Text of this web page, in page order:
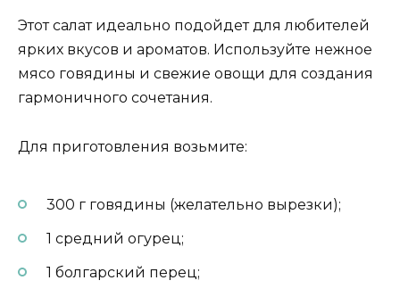
Этот салат идеально подойдет для любителей
ярких вкусов и ароматов. Используйте нежное
мясо говядины и свежие овощи для создания
гармоничного сочетания.
Для приготовления возьмите:
300 г говядины (желательно вырезки);
1 средний огурец;
1 болгарский перец;